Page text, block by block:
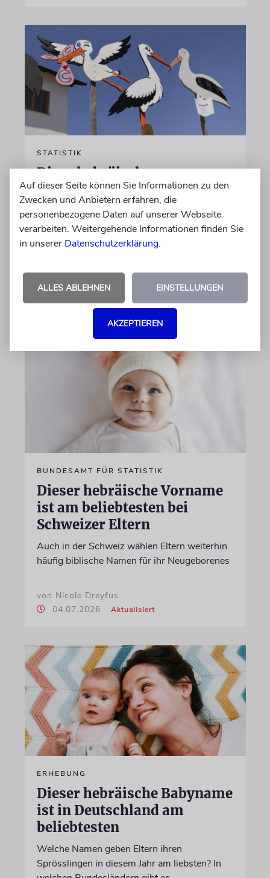
STATISTIK
Diese hebräischen
Vornamen in Österreich sind
am beliebtesten
Österreichische Eltern wählen gern Klassiker.
Unter den Top Ten sind auch viele Namen
von Nicole Dreyfus
04.07.2026
BUNDESAMT FÜR STATISTIK
Dieser hebräische Vorname
ist am beliebtesten bei
Schweizer Eltern
Auch in der Schweiz wählen Eltern weiterhin
häufig biblische Namen für ihr Neugeborenes
von Nicole Dreyfus
04.07.2026
Aktualisiert
ERHEBUNG
Dieser hebräische Babyname
ist in Deutschland am
beliebtesten
Welche Namen geben Eltern ihren
Sprösslingen in diesem Jahr am liebsten? In
Auf dieser Seite können Sie Informationen zu den
Zwecken und Anbietern erfahren, die
personenbezogene Daten auf unserer Webseite
verarbeiten. Weitergehende Informationen finden Sie
in unserer Datenschutzerklärung.
ALLES ABLEHNEN EINSTELLUNGEN
AKZEPTIEREN